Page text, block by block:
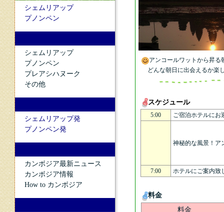
アンコールワットから昇
どんな朝日に出会えるか楽
スケジュール
5:00 ご宿泊ホテルにお
神秘的な風景！ア
7:00 ホテルにご案内致
料金
料金